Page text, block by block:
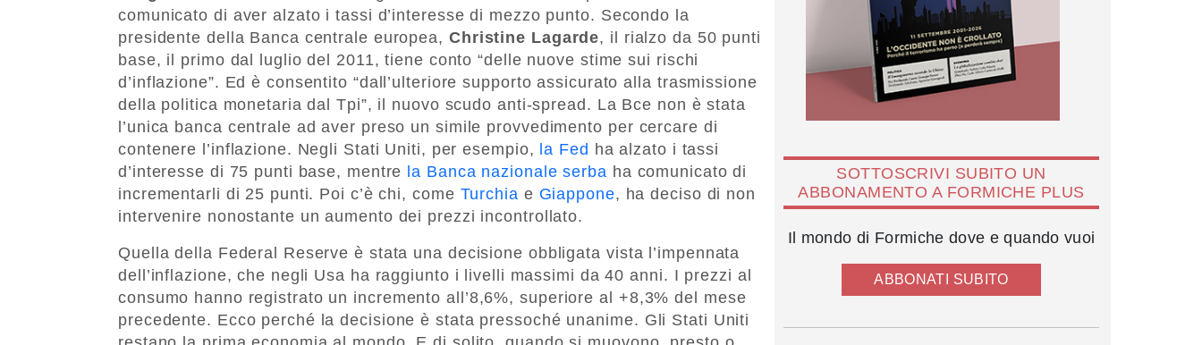
comunicato di aver alzato i tassi d’interesse di mezzo punto. Secondo la
presidente della Banca centrale europea, Christine Lagarde, il rialzo da 50 punti
base, il primo dal luglio del 2011, tiene conto “delle nuove stime sui rischi
d’inflazione”. Ed è consentito “dall’ulteriore supporto assicurato alla trasmissione
della politica monetaria dal Tpi”, il nuovo scudo anti-spread. La Bce non è stata
l’unica banca centrale ad aver preso un simile provvedimento per cercare di
contenere l’inflazione. Negli Stati Uniti, per esempio, la Fed ha alzato i tassi
d’interesse di 75 punti base, mentre la Banca nazionale serba ha comunicato di
incrementarli di 25 punti. Poi c’è chi, come Turchia e Giappone, ha deciso di non
intervenire nonostante un aumento dei prezzi incontrollato.
Quella della Federal Reserve è stata una decisione obbligata vista l’impennata
dell’inflazione, che negli Usa ha raggiunto i livelli massimi da 40 anni. I prezzi al
consumo hanno registrato un incremento all’8,6%, superiore al +8,3% del mese
precedente. Ecco perché la decisione è stata pressoché unanime. Gli Stati Uniti
SOTTOSCRIVI SUBITO UN
ABBONAMENTO A FORMICHE PLUS
Il mondo di Formiche dove e quando vuoi
ABBONATI SUBITO